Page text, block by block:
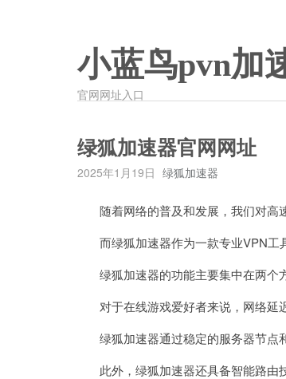
小蓝鸟pvn加
官网网址入口
绿狐加速器官网网址
2025年1月19日 绿狐加速器
随着网络的普及和发展，我们对高
而绿狐加速器作为一款专业VPN工
绿狐加速器的功能主要集中在两个
对于在线游戏爱好者来说，网络延
绿狐加速器通过稳定的服务器节点
此外，绿狐加速器还具备智能路由